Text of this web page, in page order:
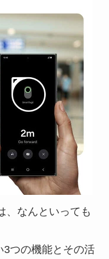
、なんといっても
3つの機能とその活